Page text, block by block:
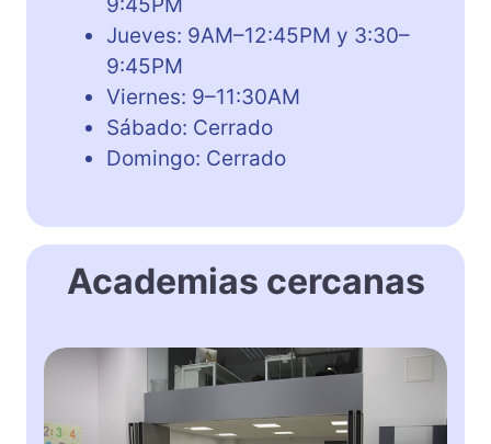
Jueves: 9AM–12:45PM y 3:30–
9:45PM
Viernes: 9–11:30AM
Sábado: Cerrado
Domingo: Cerrado
Academias cercanas
A
d